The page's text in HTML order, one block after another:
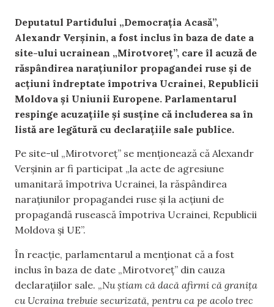
Deputatul Partidului „Democrația Acasă”,
Alexandr Verșinin, a fost inclus în baza de date a
site-ului ucrainean „Mirotvoreț”, care îl acuză de
răspândirea narațiunilor propagandei ruse și de
acțiuni îndreptate împotriva Ucrainei, Republicii
Moldova și Uniunii Europene. Parlamentarul
respinge acuzațiile și susține că includerea sa în
listă are legătură cu declarațiile sale publice.
Pe site-ul „Mirotvoreț” se menționează că Alexandr
Verșinin ar fi participat „la acte de agresiune
umanitară împotriva Ucrainei, la răspândirea
narațiunilor propagandei ruse și la acțiuni de
propagandă rusească împotriva Ucrainei, Republicii
Moldova și UE”.
În reacție, parlamentarul a menționat că a fost
inclus în baza de date „Mirotvoreț” din cauza
declarațiilor sale. „Nu știam că dacă afirmi că granița
cu Ucraina trebuie securizată, pentru ca pe acolo trec